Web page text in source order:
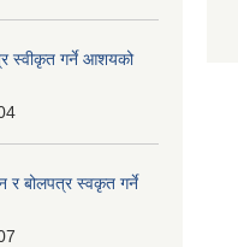
स्वीकृत गर्ने आशयको
र बोलपत्र स्वकृत गर्ने